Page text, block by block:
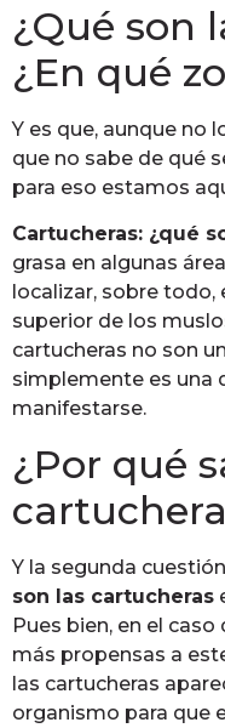
¿Qué son
¿En qué
Y es que, aunque no
que no sabe de qué
para eso estamos
Cartucheras: ¿qué
grasa en algunas
localizar, sobre
superior de los
cartucheras no son
simplemente es una
manifestarse.
¿Por qué
Y la segunda
son las cartucheras
Pues bien, en el
más propensas a
las cartucheras
organismo para que